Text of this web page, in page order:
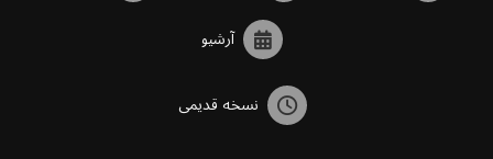
آرشیو
نسخه قدیمی